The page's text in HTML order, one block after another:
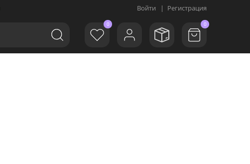
Войти | Регистрация
0 0